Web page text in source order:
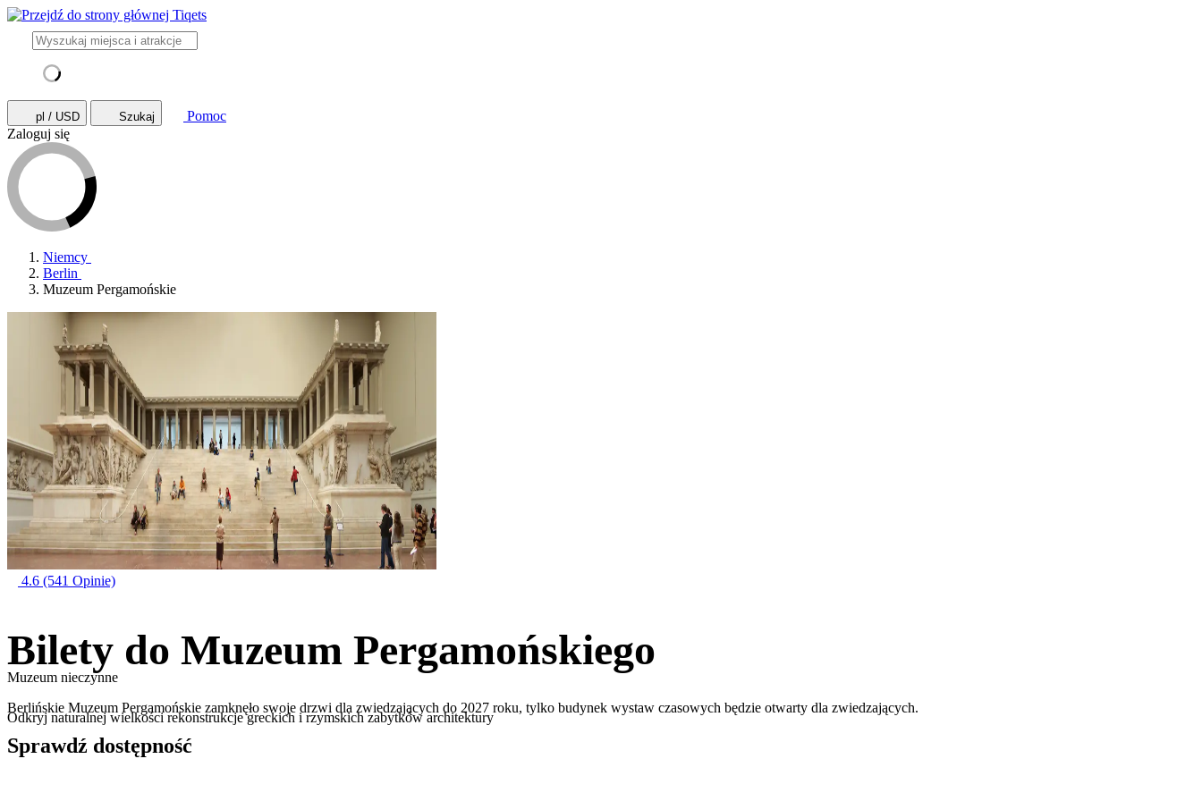
pl / USD Szukaj
Pomoc
Zaloguj się
Niemcy
Berlin
Muzeum Pergamońskie
4.6 (541 Opinie)
Bilety do Muzeum Pergamońskiego
Odkryj naturalnej wielkości rekonstrukcje greckich i rzymskich zabytków architektury
Muzeum nieczynne
Berlińskie Muzeum Pergamońskie zamknęło swoje drzwi dla zwiedzających do 2027 roku, tylko budynek wystaw czasowych będzie otwarty dla zwiedzających.
Sprawdź dostępność